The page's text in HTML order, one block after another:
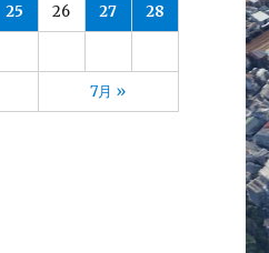
25 26 27 28
7月 »